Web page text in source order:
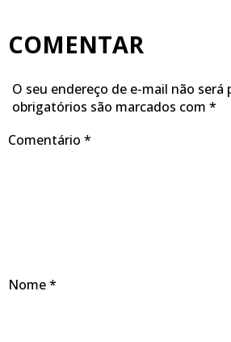
COMENTAR
O seu endereço de e-mail não será
obrigatórios são marcados com *
Comentário *
Nome*